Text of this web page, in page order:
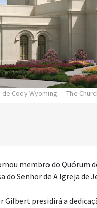
Cody Wyoming. The
membro do Quórum
do Senhor de A Igreja de
presidirá a